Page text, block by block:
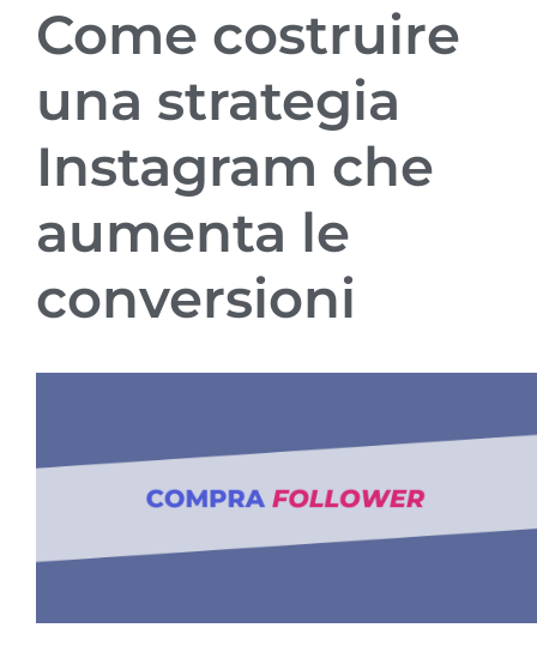
Come costruire
una strategia
Instagram che
aumenta le
conversioni